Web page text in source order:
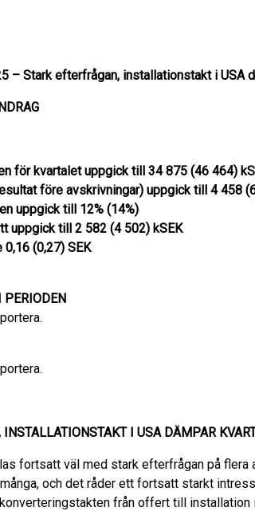
– Stark efterfrågan, installationstakt i USA
för kvartalet uppgick till 34 875 (46 464)
före avskrivningar) uppgick till 4 458
uppgick till 12% (14%)
uppgick till 2 582 (4 502) kSEK
(0,27) SEK
PERIODEN
INSTALLATIONSTAKT I USA DÄMPAR
fortsatt väl med stark efterfrågan på flera
och det råder ett fortsatt starkt
från offert till installation